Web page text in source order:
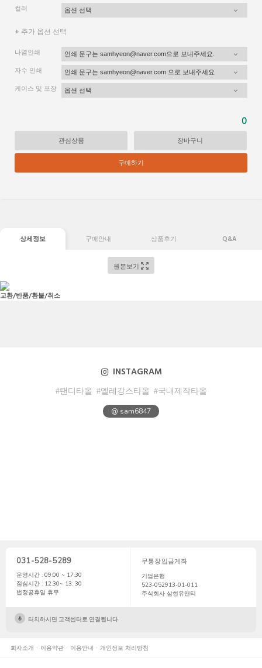
컬러
+ 추가 옵션 선택
나염인쇄
자수 인쇄
케이스 및 포장
0
관심상품 장바구니
구매하기
상세정보 구매안내 상품후기 Q&A
원본보기
교환/반품/환불/취소
INSTAGRAM
#탠디타올 #엘레강스타올 #국내제작타올
@ sam6847
031-528-5289
운영시간 : 09:00 ~ 17:30
점심시간 : 12:30~ 13: 30
법정공휴일 휴무
무통장입금계좌
기업은행
523-052913-01-011
주식회사 삼현유앤티
터치하시면 고객센터로 연결됩니다.
회사소개 이용약관 이용안내 개인정보 처리방침